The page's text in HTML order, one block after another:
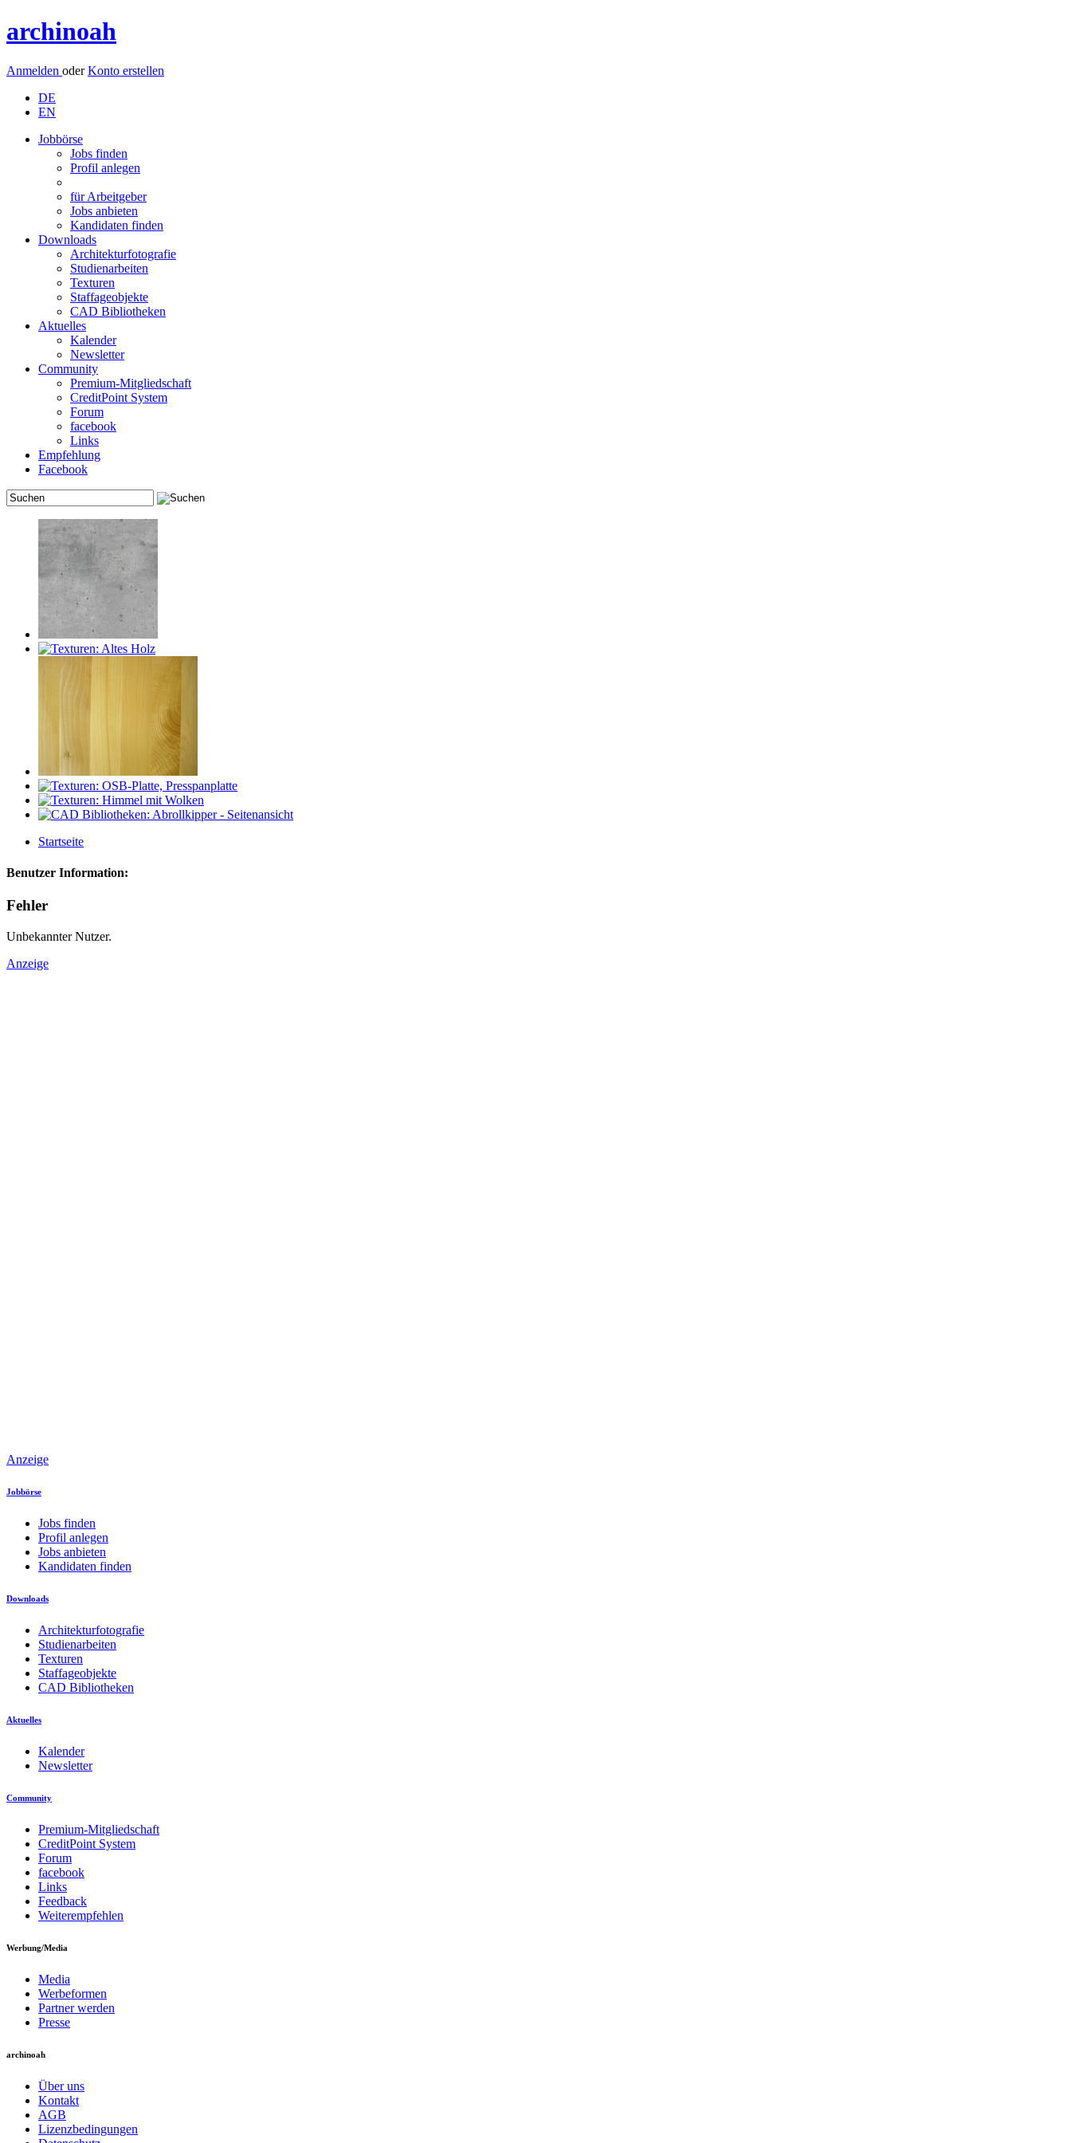
archinoah
Anmelden oderKonto erstellen
DE
EN
Jobbörse
Jobs finden
Profil anlegen
für Arbeitgeber
Jobs anbieten
Kandidaten finden
Downloads
Architekturfotografie
Studienarbeiten
Texturen
Staffageobjekte
CAD Bibliotheken
Aktuelles
Kalender
Newsletter
Community
Premium-Mitgliedschaft
CreditPoint System
Forum
facebook
Links
Empfehlung
Facebook
Startseite
Benutzer Information:
Fehler
Unbekannter Nutzer.
Anzeige
Anzeige
Jobbörse
Jobs finden
Profil anlegen
Jobs anbieten
Kandidaten finden
Downloads
Architekturfotografie
Studienarbeiten
Texturen
Staffageobjekte
CAD Bibliotheken
Aktuelles
Kalender
Newsletter
Community
Premium-Mitgliedschaft
CreditPoint System
Forum
facebook
Links
Feedback
Weiterempfehlen
Werbung/Media
Media
Werbeformen
Partner werden
Presse
archinoah
Über uns
Kontakt
AGB
Lizenzbedingungen